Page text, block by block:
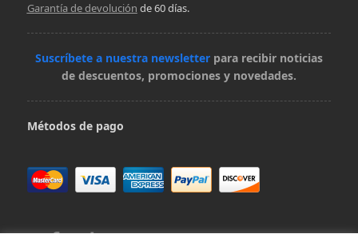
Garantía de devolución de 60 días.
Suscríbete a nuestra newsletter para recibir noticias
de descuentos, promociones y novedades.
Métodos de pago